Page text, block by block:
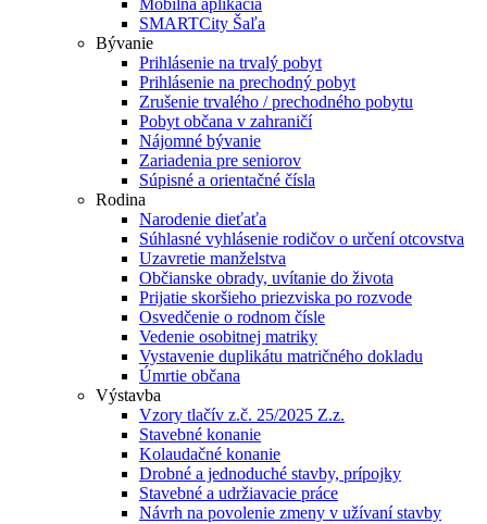
Mobilná aplikácia
SMARTCity Šaľa
Bývanie
Prihlásenie na trvalý pobyt
Prihlásenie na prechodný pobyt
Zrušenie trvalého / prechodného pobytu
Pobyt občana v zahraničí
Nájomné bývanie
Zariadenia pre seniorov
Súpisné a orientačné čísla
Rodina
Narodenie dieťaťa
Súhlasné vyhlásenie rodičov o určení otcovstva
Uzavretie manželstva
Občianske obrady, uvítanie do života
Prijatie skoršieho priezviska po rozvode
Osvedčenie o rodnom čísle
Vedenie osobitnej matriky
Vystavenie duplikátu matričného dokladu
Úmrtie občana
Výstavba
Vzory tlačív z.č. 25/2025 Z.z.
Stavebné konanie
Kolaudačné konanie
Drobné a jednoduché stavby, prípojky
Stavebné a udržiavacie práce
Návrh na povolenie zmeny v užívaní stavby